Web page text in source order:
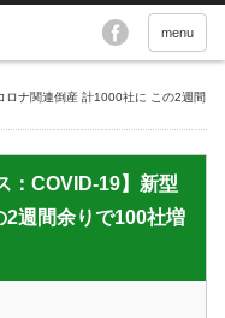
menu
ナ関連倒産 計1000社に この2週間
：COVID-19】新型
2週間余りで100社増